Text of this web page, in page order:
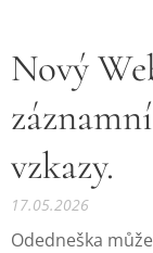
Nový
vzkazy.
17.05.2026
Odedneška